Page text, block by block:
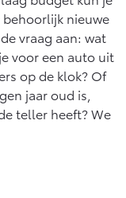
48.995,-
nieuwe
vraag aan: wat
voor een auto uit
op de klok? Of
jaar oud is,
teller heeft? We